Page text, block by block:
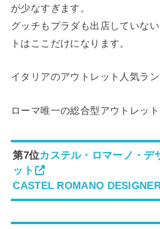
が少なすぎます。
グッチもプラダも出店していな
トはここだけになります。
イタリアのアウトレット人気ラ
ローマ唯一の総合型アウトレッ
第7位カステル・ロマーノ・デ
ット
CASTEL ROMANO